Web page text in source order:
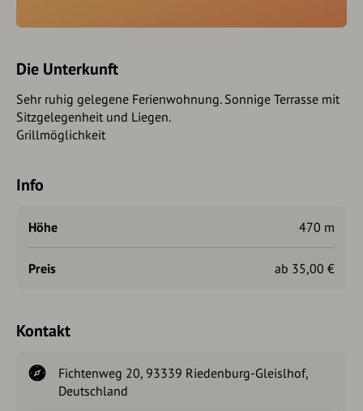
Die Unterkunft
Sehr ruhig gelegene Ferienwohnung. Sonnige Terrasse mit
Sitzgelegenheit und Liegen.
Grillmöglichkeit
Info
Höhe 470 m
Preis ab 35,00 €
Kontakt
Fichtenweg 20, 93339 Riedenburg-Gleislhof,
Deutschland